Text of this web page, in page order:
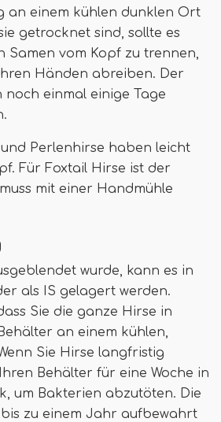
an einem kühlen dunklen Ort
getrocknet sind, sollte es
Samen vom Kopf zu trennen,
Händen abreiben. Der
noch einmal einige Tage
Perlenhirse haben leicht
Für Foxtail Hirse ist der
mit einer Handmühle
wurde, kann es in
als IS gelagert werden.
Sie die ganze Hirse in
an einem kühlen,
Sie Hirse langfristig
Behälter für eine Woche in
um Bakterien abzutöten. Die
zu einem Jahr aufbewahrt